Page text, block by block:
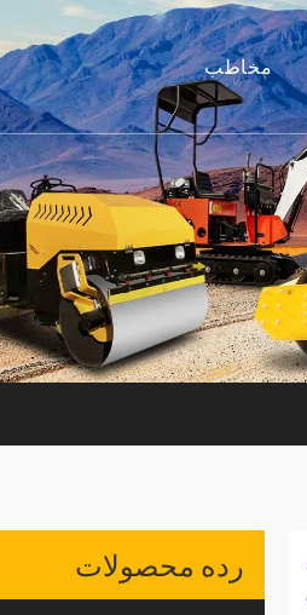
مخاطب
رده محصولات